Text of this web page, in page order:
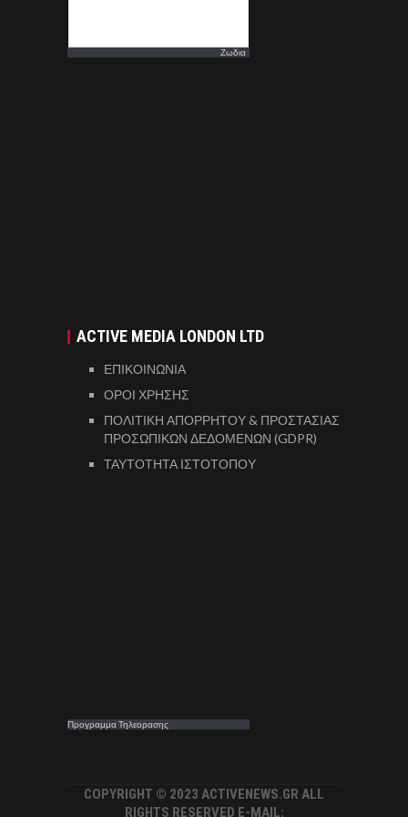
Ζωδια
ACTIVE MEDIA LONDON LTD
ΕΠΙΚΟΙΝΩΝΙΑ
ΟΡΟΙ ΧΡΗΣΗΣ
ΠΟΛΙΤΙΚΗ ΑΠΟΡΡΗΤΟΥ & ΠΡΟΣΤΑΣΙΑΣ
ΠΡΟΣΩΠΙΚΩΝ ΔΕΔΟΜΕΝΩΝ (GDPR)
ΤΑΥΤΟΤΗΤΑ ΙΣΤΟΤΟΠΟΥ
Προγραμμα Τηλεορασης
COPYRIGHT © 2023 ACTIVENEWS.GR ALL
RIGHTS RESERVED E-MAIL: